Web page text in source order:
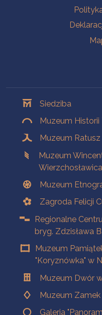
Siedziba
Muzeum Historii
Muzeum
Muzeum
Muzeum
Zagroda Felicji
Regionalne
bryg. Zdzisława
Muzeum
"Koryznówka" w
Muzeum Dwór
Muzeum
Galeria